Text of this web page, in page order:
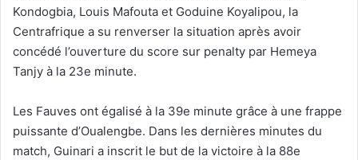
Kondogbia, Louis Mafouta et Goduine Koyalipou, la
Centrafrique a su renverser la situation après avoir
concédé l’ouverture du score sur penalty par Hemeya
Tanjy à la 23e minute.
Les Fauves ont égalisé à la 39e minute grâce à une frappe
puissante d’Oualengbe. Dans les dernières minutes du
match, Guinari a inscrit le but de la victoire à la 88e